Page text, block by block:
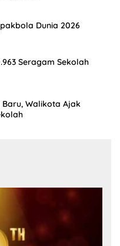
Dunia 2026
Seragam Sekolah
Walikota Ajak